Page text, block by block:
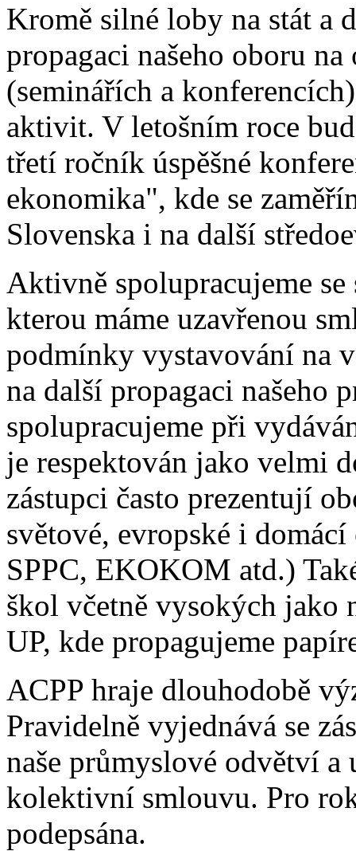
Kromě silné loby na stát a
propagaci našeho oboru
(seminářích a
aktivit. V letošním roce
třetí ročník úspěšné
ekonomika", kde se
Slovenska i na další
Aktivně spolupracujeme
kterou máme uzavřenou
podmínky vystavování na
na další propagaci našeho
spolupracujeme při
je respektován jako velmi
zástupci často prezentují
světové, evropské i
SPPC, EKOKOM atd.)
škol včetně vysokých
UP, kde propagujeme
ACPP hraje dlouhodobě
Pravidelně vyjednává se
naše průmyslové odvětví
kolektivní smlouvu. Pro
podepsána.